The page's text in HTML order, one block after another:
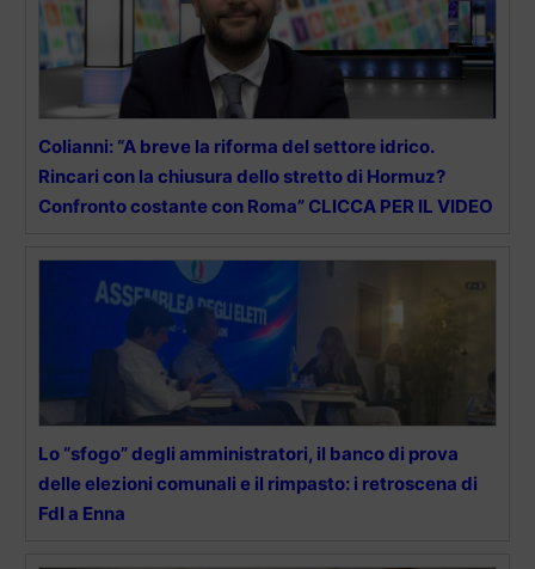
Colianni: “A breve la riforma del settore idrico.
Rincari con la chiusura dello stretto di Hormuz?
Confronto costante con Roma” CLICCA PER IL VIDEO
Lo “sfogo” degli amministratori, il banco di prova
delle elezioni comunali e il rimpasto: i retroscena di
FdI a Enna